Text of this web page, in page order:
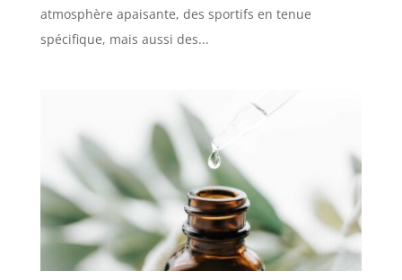
atmosphère apaisante, des sportifs en tenue
spécifique, mais aussi des...